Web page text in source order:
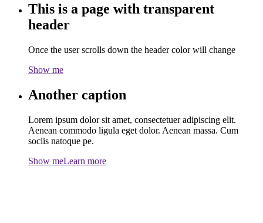
This is a page with transparent
header
Once the user scrolls down the header color will change
Show me
Another caption
Lorem ipsum dolor sit amet, consectetuer adipiscing elit.
Aenean commodo ligula eget dolor. Aenean massa. Cum
sociis natoque pe.
Show meLearn more